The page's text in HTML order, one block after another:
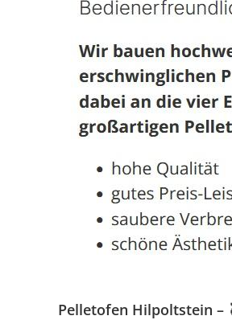
Pelletofen Hilpoltstein –